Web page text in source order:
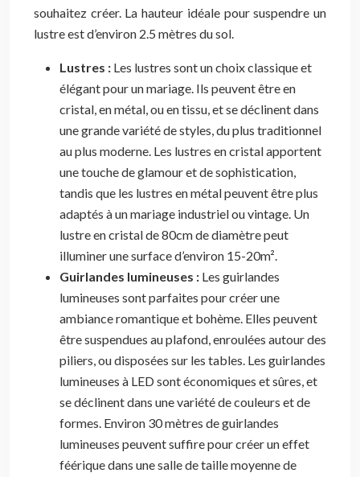
souhaitez créer. La hauteur idéale pour suspendre un
lustre est d’environ 2.5 mètres du sol.
Lustres : Les lustres sont un choix classique et
élégant pour un mariage. Ils peuvent être en
cristal, en métal, ou en tissu, et se déclinent dans
une grande variété de styles, du plus traditionnel
au plus moderne. Les lustres en cristal apportent
une touche de glamour et de sophistication,
tandis que les lustres en métal peuvent être plus
adaptés à un mariage industriel ou vintage. Un
lustre en cristal de 80cm de diamètre peut
illuminer une surface d’environ 15-20m².
Guirlandes lumineuses : Les guirlandes
lumineuses sont parfaites pour créer une
ambiance romantique et bohème. Elles peuvent
être suspendues au plafond, enroulées autour des
piliers, ou disposées sur les tables. Les guirlandes
lumineuses à LED sont économiques et sûres, et
se déclinent dans une variété de couleurs et de
formes. Environ 30 mètres de guirlandes
lumineuses peuvent suffire pour créer un effet
féérique dans une salle de taille moyenne de